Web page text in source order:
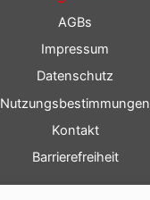
AGBs
Impressum
Datenschutz
Nutzungsbestimmungen
Kontakt
Barrierefreiheit